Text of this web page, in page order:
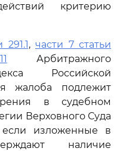
критерию
291.1, части 7 статьи
Арбитражного
Российской
жалоба подлежит
в судебном
Верховного Суда
изложенные в
наличие